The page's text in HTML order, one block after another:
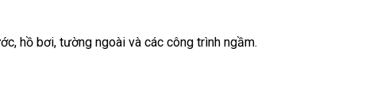
hồ bơi, tường ngoài và các công trình ngầm.